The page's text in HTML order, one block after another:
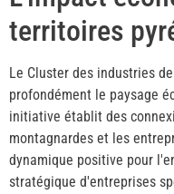
territoires
Le Cluster des industries
profondément le paysage
initiative établit des
montagnardes et les
dynamique positive pour
stratégique d'entreprises